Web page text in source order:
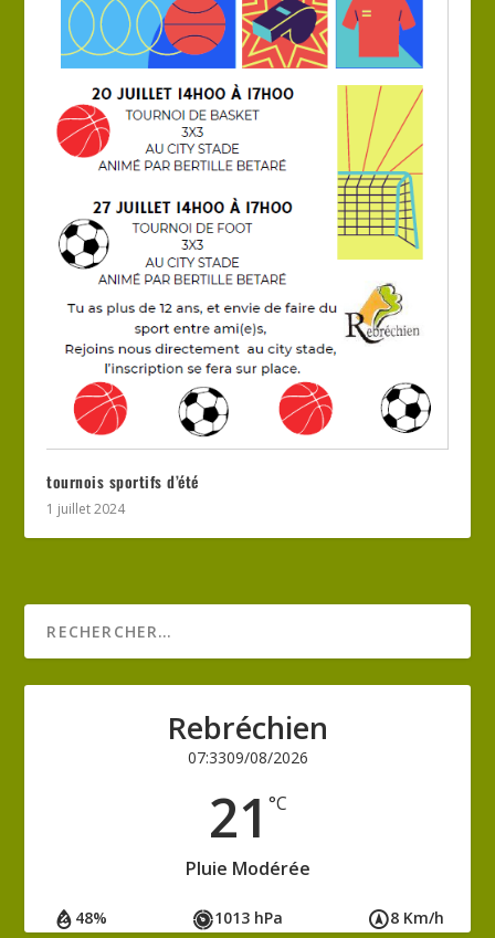
tournois sportifs d’été
1 juillet 2024
Rebréchien
07:3309/08/2026
21 °C
Pluie Modérée
48% 1013 hPa 8 Km/h